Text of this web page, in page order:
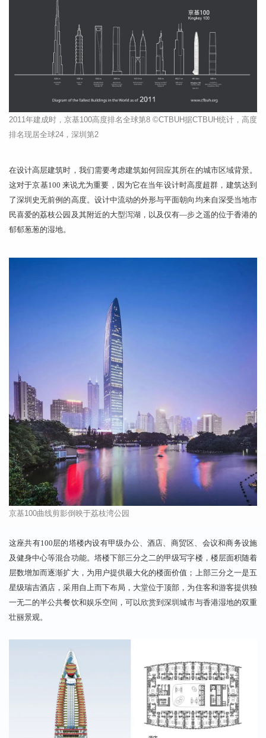
2011年建成时，京基100高度排名全球第8 ©CTBUH据CTBUH统计，高度
排名现居全球24 ，深圳第2
在设计高层建筑时，我们需要考虑建筑如何回应其所在的城市区域背景。
这对于京基100 来说尤为重要，因为它在当年设计时高度超群，建筑达到
了深圳史无前例的高度。设计中流动的外形与平面朝向均来自深受当地市
民喜爱的荔枝公园及其附近的大型泻湖，以及仅有—步之遥的位于香港的
郁郁葱葱的湿地。
京基100曲线剪影倒映于荔枝湾公园
这座共有100层的塔楼内设有甲级办公、酒店、商贸区、会议和商务设施
及健身中心等混合功能。塔楼下部三分之二的甲级写字楼，楼层面积随着
层数增加而逐渐扩大，为用户提供最大化的楼面价值；上部三分之一是五
星级瑞吉酒店 ，采用自上而下布局，大堂位于顶部，为住客和游客提供独
一无二的半公共餐饮和娱乐空间，可以欣赏到深圳城市与香港湿地的双重
壮丽景观。